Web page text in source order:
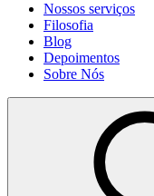
Nossos serviços
Filosofia
Blog
Depoimentos
Sobre Nós